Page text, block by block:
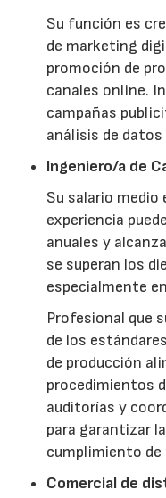
Su función es
de marketing
promoción de
canales online.
campañas
análisis de
Ingeniero/a de
Su salario medio
experiencia
anuales y
se superan los
especialmente
Profesional que
de los
de producción
procedimientos
auditorías y
para garantizar
cumplimiento
Comercial de